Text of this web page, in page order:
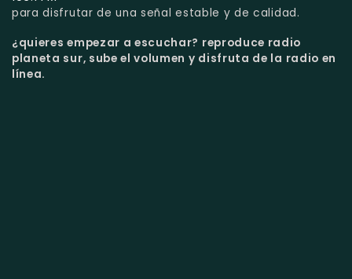
para disfrutar de una señal estable y de calidad.
¿quieres empezar a escuchar? reproduce radio
planeta sur, sube el volumen y disfruta de la radio en
línea.